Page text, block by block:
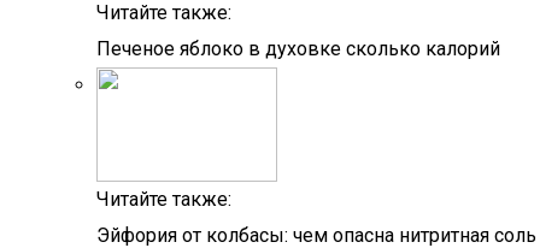
Читайте также:
Печеное яблоко в духовке сколько калорий
Читайте также:
Эйфория от колбасы: чем опасна нитритная соль